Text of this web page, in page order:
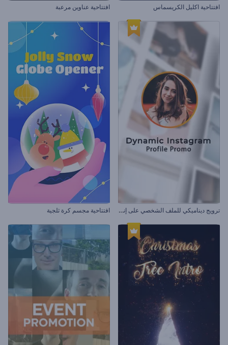
افتتاحية اكليل الكريسماس افتتاحية عناوين مرعبة
ت
رويج ديناميكي للملف الشخصي على إنستغرام افتتاحية مجسم كرة ثلجية